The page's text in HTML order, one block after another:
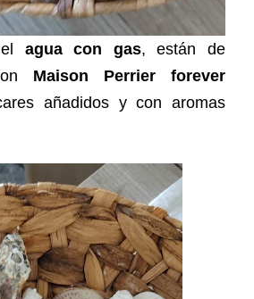
agua con gas, están de
Maison Perrier forever
añadidos y con aromas